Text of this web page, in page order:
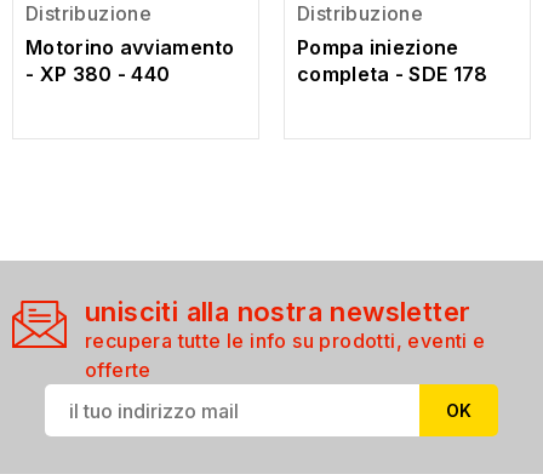
Distribuzione
Motorino avviamento
- XP 380 - 440
Distribuzione
Pompa iniezione
completa - SDE 178
unisciti alla nostra newsletter
recupera tutte le info su prodotti, eventi e
offerte